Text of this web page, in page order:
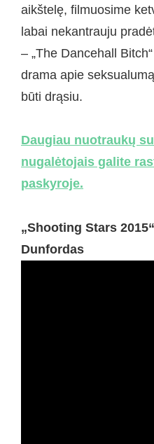
aikštelę, filmuosime
labai nekantrauju
– „The Dancehall
drama apie
būti drąsiu.
Daugiau nuotraukų
nugalėtojais galite
paskyroje.
„Shooting Stars
Dunfordas